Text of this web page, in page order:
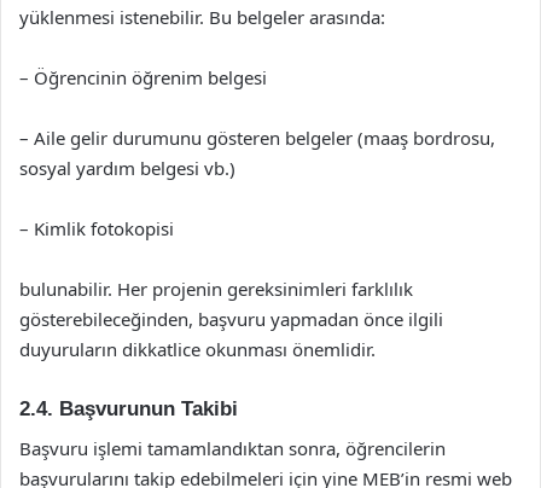
yüklenmesi istenebilir. Bu belgeler arasında:
– Öğrencinin öğrenim belgesi
– Aile gelir durumunu gösteren belgeler (maaş bordrosu,
sosyal yardım belgesi vb.)
– Kimlik fotokopisi
bulunabilir. Her projenin gereksinimleri farklılık
gösterebileceğinden, başvuru yapmadan önce ilgili
duyuruların dikkatlice okunması önemlidir.
2.4. Başvurunun Takibi
Başvuru işlemi tamamlandıktan sonra, öğrencilerin
başvurularını takip edebilmeleri için yine MEB’in resmi web